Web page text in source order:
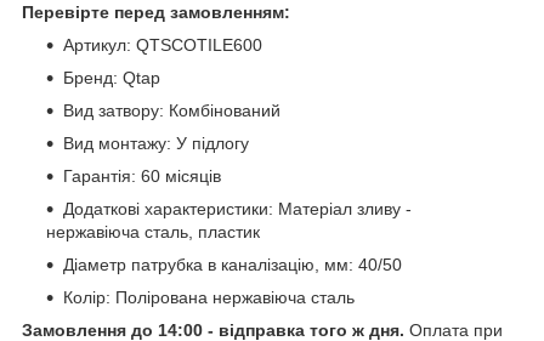
Перевірте перед замовленням:
Артикул: QTSCOTILE600
Бренд: Qtap
Вид затвору: Комбінований
Вид монтажу: У підлогу
Гарантія: 60 місяців
Додаткові характеристики: Матеріал зливу -
нержавіюча сталь, пластик
Діаметр патрубка в каналізацію, мм: 40/50
Колір: Полірована нержавіюча сталь
Замовлення до 14:00 - відправка того ж дня. Оплата при